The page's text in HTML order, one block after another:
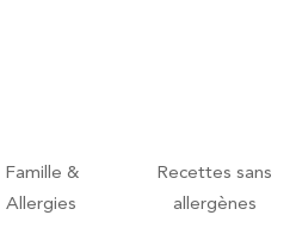
Famille &
Allergies
Recettes sans
allergènes